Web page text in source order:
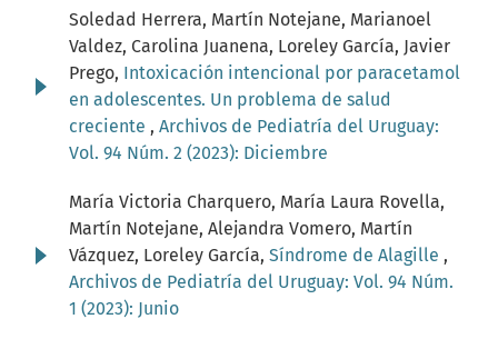
Soledad Herrera, Martín Notejane, Marianoel
Valdez, Carolina Juanena, Loreley García, Javier
Prego, Intoxicación intencional por paracetamol
en adolescentes. Un problema de salud
creciente , Archivos de Pediatría del Uruguay:
Vol. 94 Núm. 2 (2023): Diciembre
María Victoria Charquero, María Laura Rovella,
Martín Notejane, Alejandra Vomero, Martín
Vázquez, Loreley García, Síndrome de Alagille ,
Archivos de Pediatría del Uruguay: Vol. 94 Núm.
1 (2023): Junio